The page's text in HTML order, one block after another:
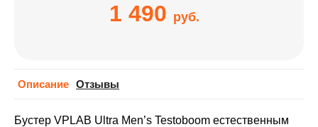
1 490 руб.
Описание Отзывы
Бустер VPLAB Ultra Men’s Testoboom естественным